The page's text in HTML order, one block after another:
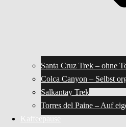
Santa Cruz Trek – ohne
Colca Canyon – Selbst
Salkantay Trek
Torres del Paine – Auf
Kaffeepause